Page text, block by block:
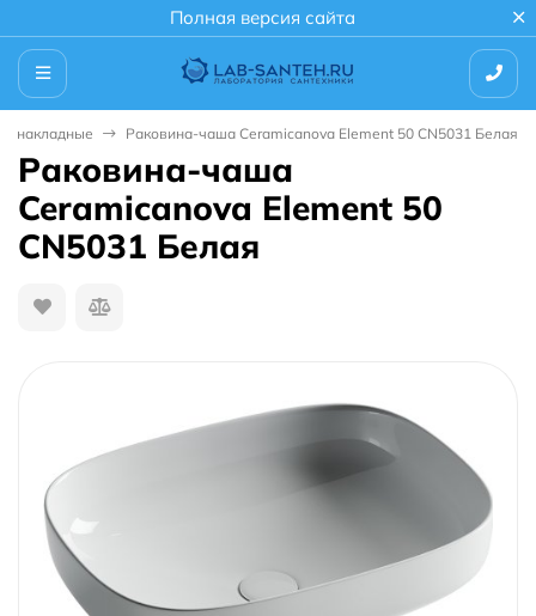
Полная версия сайта
накладные Раковина-чаша Ceramicanova Element 50 CN5031 Белая
Раковина-чаша
Ceramicanova Element 50
CN5031 Белая